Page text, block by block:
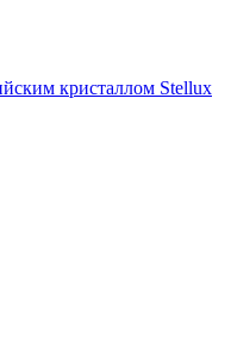
кристаллом Stellux